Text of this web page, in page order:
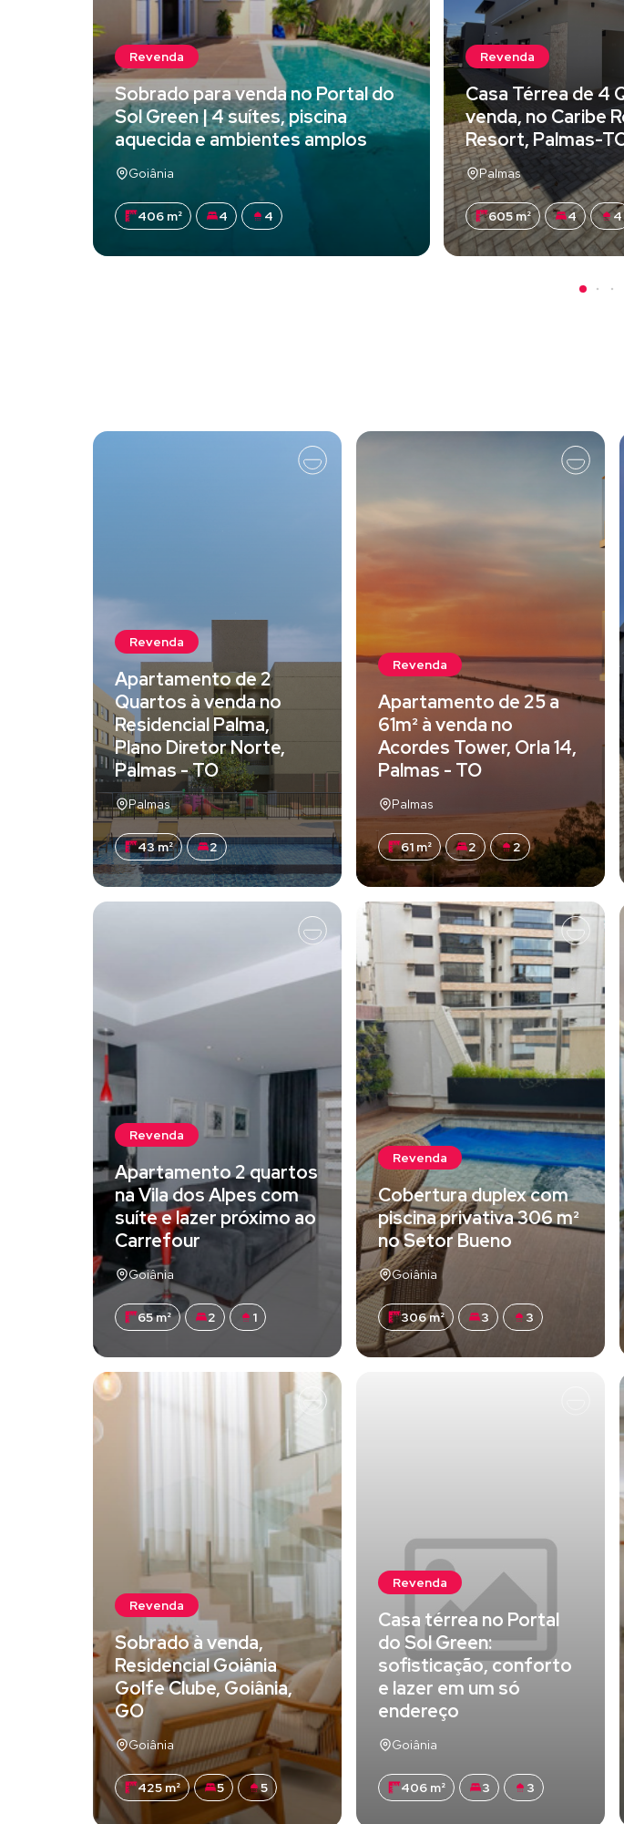
Revenda
Sobrado para venda no Portal do
Sol Green | 4 suítes, piscina
aquecida e ambientes amplos
Goiânia
406 m² 4 4
Revenda
Casa Térrea de 4
venda, no Caribe
Resort, Palmas-
Palmas
605 m² 4 4
Revenda
Apartamento de 2
Quartos à venda no
Residencial Palma,
Plano Diretor Norte,
Palmas - TO
Palmas
43 m² 2
Revenda
Apartamento de 25 a
61m² à venda no
Acordes Tower, Orla 14,
Palmas - TO
Palmas
61 m² 2 2
Revenda
Apartamento 2 quartos
na Vila dos Alpes com
suíte e lazer próximo ao
Carrefour
Goiânia
65 m² 2 1
Revenda
Cobertura duplex com
piscina privativa 306 m²
no Setor Bueno
Goiânia
306 m² 3 3
Revenda
Sobrado à venda,
Residencial Goiânia
Golfe Clube, Goiânia,
GO
Goiânia
425 m² 5 5
Revenda
Casa térrea no Portal
do Sol Green:
sofisticação, conforto
e lazer em um só
endereço
Goiânia
406 m² 3 3